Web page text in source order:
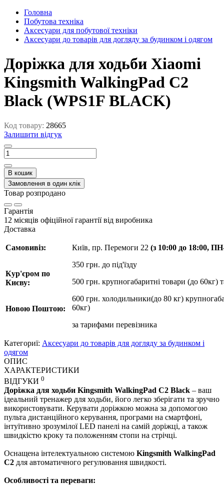
Головна
Побутова техніка
Аксесуари для побутової техніки
Аксесуари до товарів для догляду за будинком і одягом
Доріжка для ходьби Xiaomi
Kingsmith WalkingPad С2
Black (WPS1F BLACK)
Код товару: 28665
Залишити відгук
В кошик
Замовлення в один клік
Товар розпродано
Гарантія
12 місяців офіційної гарантії від виробника
Доставка
Самовивіз:
Кур'єром по
Києву:
Новою Поштою:
Київ, пр. Перемоги 22 (з 10:00 до 18:00,
350 грн. до під'їзду
500 грн. крупногабаритні товари (до 60кг)
600 грн. холодильники(до 80 кг)
60кг)
за тарифами перевізника
Категориї: Аксесуари до товарів для догляду за будинком і
одягом
ОПИС
ХАРАКТЕРИСТИКИ
ВІДГУКИ 0
Доріжка для ходьби Kingsmith WalkingPad С2 Black – ваш
ідеальний тренажер для ходьби, його легко зберігати та зручно
використовувати. Керувати доріжкою можна за допомогою
пульта дистанційного керування, програми на смартфоні,
інтуїтивно зрозумілої LED панелі на самій доріжці, а також
швидкістю кроку та положенням стопи на стрічці.
Оснащена інтелектуальною системою Kingsmith WalkingPad
C2 для автоматичного регулювання швидкості.
Особливості та переваги: